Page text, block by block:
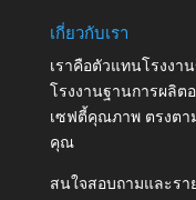
เกี่ยวกับเรา
เราคือตัวแทนโรงงา
โรงงานฐานการผลิต
เซฟตี้คุณภาพ ตรงตา
คุณ
สนใจสอบถามและรา